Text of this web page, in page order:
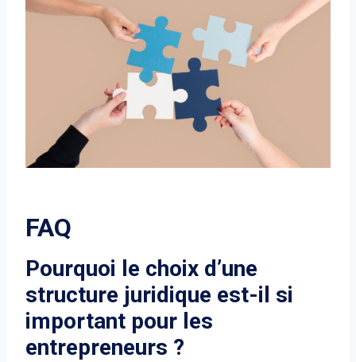
FAQ
Pourquoi le choix d’une
structure juridique est-il si
important pour les
entrepreneurs ?